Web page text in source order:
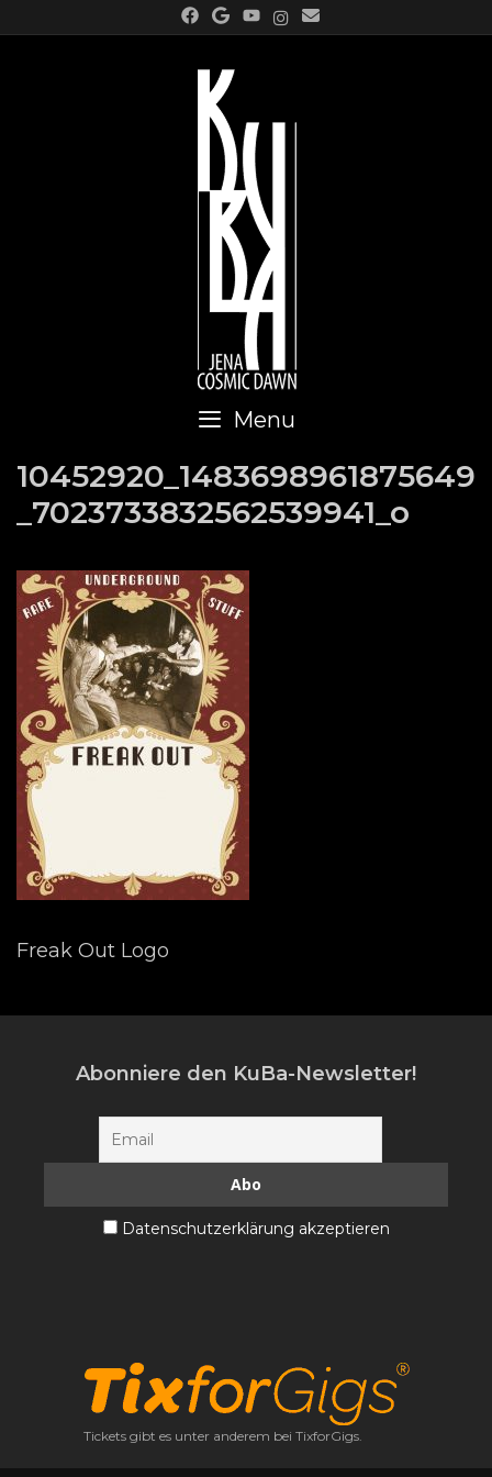
to
Menu
10452920_1483698961875649
_7023733832562539941_o
Freak Out Logo
Abonniere den KuBa-Newsletter!
Datenschutzerklärung akzeptieren
Tickets gibt es unter anderem bei TixforGigs.